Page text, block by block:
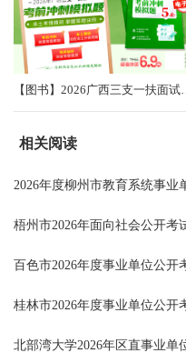
【图书】2026广
相关阅读
百色市2026年度事业单位公开
桂林市2026年度事业单位公开
北部湾大学2026年区直事业单